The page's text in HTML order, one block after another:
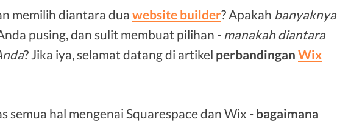
memilih diantara dua website builder? Apakah banyaknya
pusing, dan sulit membuat pilihan - manakah diantara
? Jika iya, selamat datang di artikel perbandingan Wix
semua hal mengenai Squarespace dan Wix - bagaimana